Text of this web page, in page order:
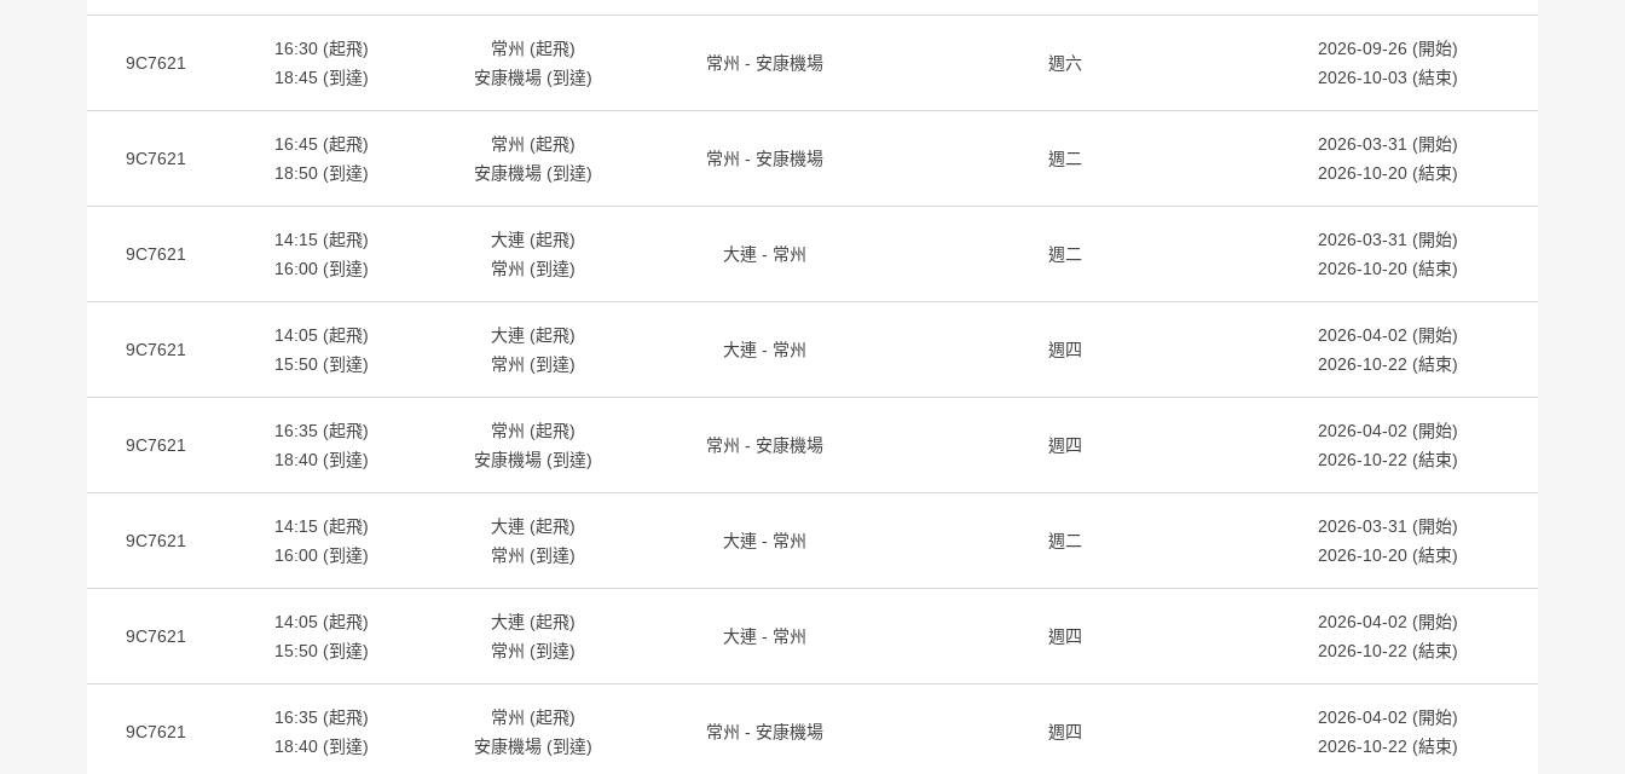
9C7621
16:30 (起飛)
18:45 (到達)
常州 (起飛)
安康機場 (到達)
常州 - 安康機場 週六
2026-09-26 (開始)
2026-10-03 (結束)
9C7621
16:45 (起飛)
18:50 (到達)
常州 (起飛)
安康機場 (到達)
常州 - 安康機場 週二
2026-03-31 (開始)
2026-10-20 (結束)
9C7621
14:15 (起飛)
16:00 (到達)
大連 (起飛)
常州 (到達)
大連 - 常州 週二
2026-03-31 (開始)
2026-10-20 (結束)
9C7621
14:05 (起飛)
15:50 (到達)
大連 (起飛)
常州 (到達)
大連 - 常州 週四
2026-04-02 (開始)
2026-10-22 (結束)
9C7621
16:35 (起飛)
18:40 (到達)
常州 (起飛)
安康機場 (到達)
常州 - 安康機場 週四
2026-04-02 (開始)
2026-10-22 (結束)
9C7621
14:15 (起飛)
16:00 (到達)
大連 (起飛)
常州 (到達)
大連 - 常州 週二
2026-03-31 (開始)
2026-10-20 (結束)
9C7621
14:05 (起飛)
15:50 (到達)
大連 (起飛)
常州 (到達)
大連 - 常州 週四
2026-04-02 (開始)
2026-10-22 (結束)
9C7621
16:35 (起飛)
18:40 (到達)
常州 (起飛)
安康機場 (到達)
常州 - 安康機場 週四
2026-04-02 (開始)
2026-10-22 (結束)